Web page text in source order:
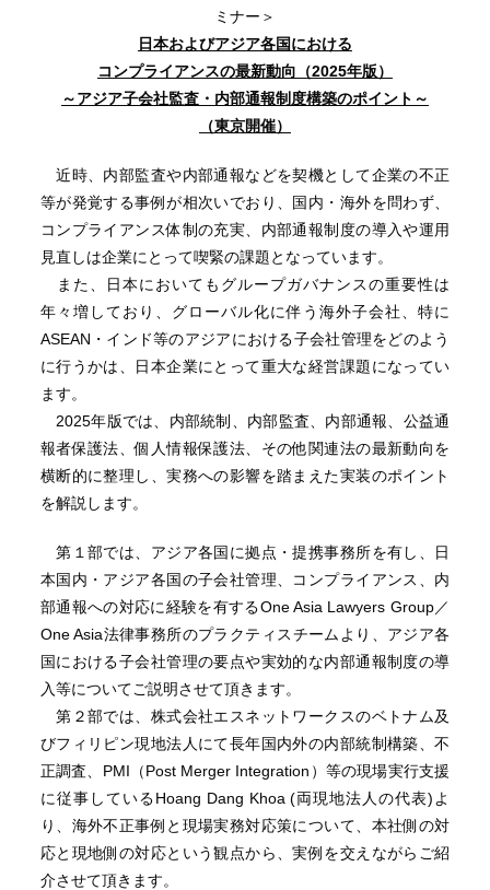
ミナー＞
日本およびアジア各国における
コンプライアンスの最新動向（2025年版）
～アジア子会社監査・内部通報制度構築のポイント～
（東京開催）
近時、内部監査や内部通報などを契機として企業の不正
等が発覚する事例が相次いでおり、国内・海外を問わず、
コンプライアンス体制の充実、内部通報制度の導入や運用
見直しは企業にとって喫緊の課題となっています。
また、日本においてもグループガバナンスの重要性は
年々増しており、グローバル化に伴う海外子会社、特に
ASEAN・インド等のアジアにおける子会社管理をどのよう
に行うかは、日本企業にとって重大な経営課題になってい
ます。
2025年版では、内部統制、内部監査、内部通報、公益通
報者保護法、個人情報保護法、その他関連法の最新動向を
横断的に整理し、実務への影響を踏まえた実装のポイント
を解説します。
第１部では、アジア各国に拠点・提携事務所を有し、日
本国内・アジア各国の子会社管理、コンプライアンス、内
部通報への対応に経験を有するOne Asia Lawyers Group／
One Asia法律事務所のプラクティスチームより、アジア各
国における子会社管理の要点や実効的な内部通報制度の導
入等についてご説明させて頂きます。
第２部では、株式会社エスネットワークスのベトナム及
びフィリピン現地法人にて長年国内外の内部統制構築、不
正調査、PMI（Post Merger Integration）等の現場実行支援
に従事しているHoang Dang Khoa (両現地法人の代表)よ
り、海外不正事例と現場実務対応策について、本社側の対
応と現地側の対応という観点から、実例を交えながらご紹
介させて頂きます。